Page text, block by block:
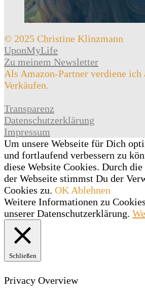
© 2025 Christine Klinzmann
UponMyLife
Zu meinem Newsletter
Als Amazon-Partner verdiene
Verkäufen.
Transparenz
Datenschutzerklärung
Impressum
Um unsere Webseite für Dich
und fortlaufend verbessern zu
diese Website Cookies. Durch
der Webseite stimmst Du der
Cookies zu. OK Ablehnen
Weitere Informationen zu
unserer Datenschutzerklärung.
Schließen
Privacy Overview